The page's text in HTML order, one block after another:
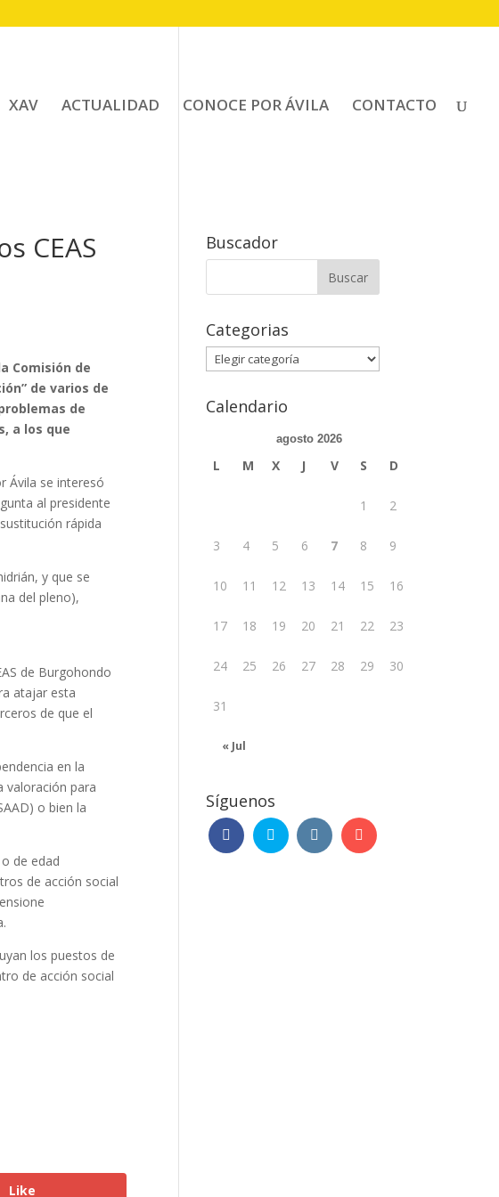
XAV ACTUALIDAD CONOCE POR ÁVILA CONTACTO
CEAS
Comisión de
de varios de
de
a los que
Ávila se interesó
al presidente
rápida
y que se
del pleno),
de Burgohondo
atajar esta
de que el
en la
valoración para
o bien la
de edad
de acción social
los puestos de
de acción social
Like
Buscador
Buscar:
Categorias
Categorias
Calendario
agosto 2026
L M X J V S D
« Jul
1 2
3 4 5 6 7 8 9
10 11 12 13 14 15 16
17 18 19 20 21 22 23
24 25 26 27 28 29 30
31
Síguenos